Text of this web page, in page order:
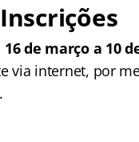
de março a 10
via internet, por